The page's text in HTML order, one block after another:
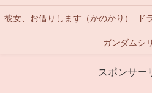
彼女、お借りします（かのかり）
ガンダムシ
スポンサー